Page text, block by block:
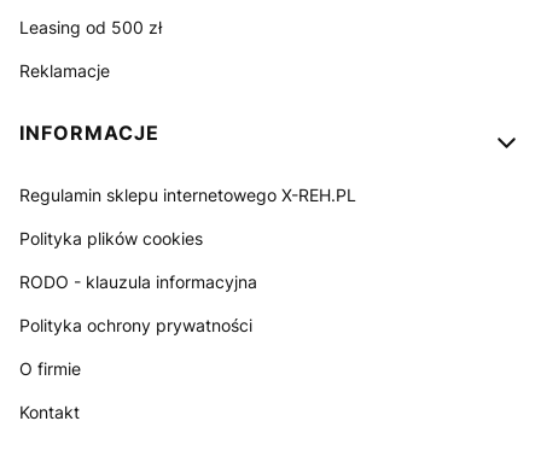
Leasing od 500 zł
Reklamacje
INFORMACJE
Regulamin sklepu internetowego X-REH.PL
Polityka plików cookies
RODO - klauzula informacyjna
Polityka ochrony prywatności
O firmie
Kontakt